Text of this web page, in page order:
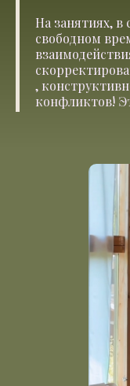
На занятиях, в
свободном
,
конфликтов!